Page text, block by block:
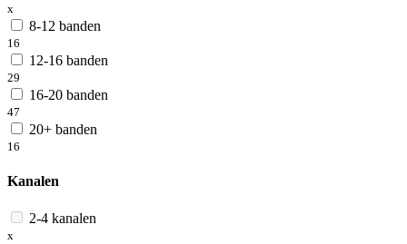
x
8-12 banden
16
12-16 banden
29
16-20 banden
47
20+ banden
16
Kanalen
2-4 kanalen
x